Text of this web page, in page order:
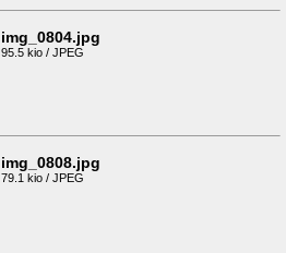
img_0804.jpg
95.5 kio / JPEG
img_0808.jpg
79.1 kio / JPEG